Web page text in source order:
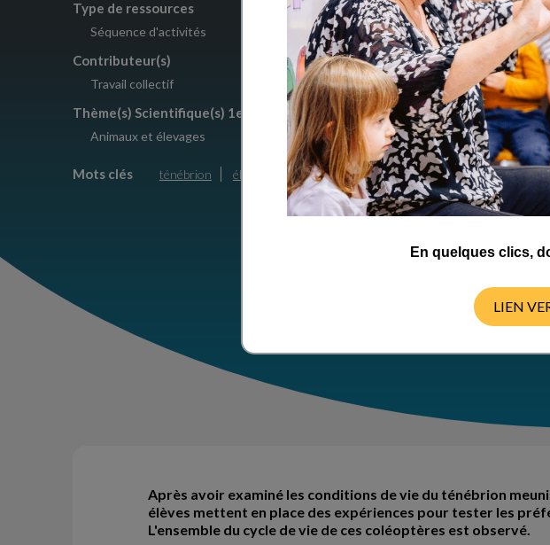
Type de ressources
Séquence d'activités
Contributeur(s)
Travail collectif
Thème(s) Scientifique(s) 1er degré
Animaux et élevages
Crédits
Creative Commons
Mots clés ténébrion élevage ver de farine
Après avoir examiné les conditions de vie du ténébrion
élèves mettent en place des expériences pour tester les
L'ensemble du cycle de vie de ces coléoptères est observé.
En quelques clics,
LIEN